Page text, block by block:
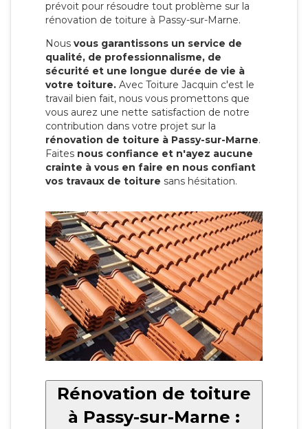
prévoit pour résoudre tout problème sur la
rénovation de toiture à Passy-sur-Marne.
Nous vous garantissons un service de
qualité, de professionnalisme, de
sécurité et une longue durée de vie à
votre toiture. Avec Toiture Jacquin c'est le
travail bien fait, nous vous promettons que
vous aurez une nette satisfaction de notre
contribution dans votre projet sur la
rénovation de toiture à Passy-sur-Marne.
Faites nous confiance et n'ayez aucune
crainte à vous en faire en nous confiant
vos travaux de toiture sans hésitation.
Rénovation de toiture
à Passy-sur-Marne :